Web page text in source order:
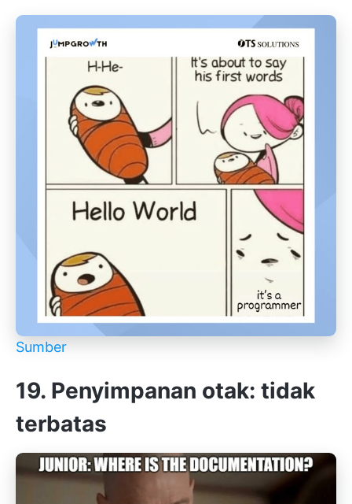
Sumber
19. Penyimpanan otak: tidak
terbatas